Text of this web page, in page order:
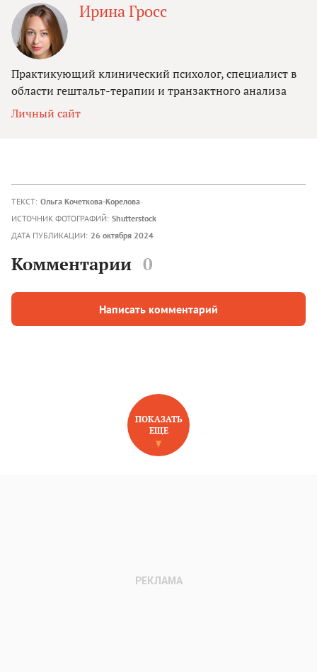
Ирина Гросс
Практикующий клинический психолог, специалист в
области гештальт-терапии и транзактного анализа
Личный сайт
ТЕКСТ: Ольга Кочеткова-Корелова
ИСТОЧНИК ФОТОГРАФИЙ: Shutterstock
ДАТА ПУБЛИКАЦИИ: 26 октября 2024
Комментарии 0
Написать комментарий
НОВОЕ НА САЙТЕ
ПОКАЗАТЬ
ЕЩЕ